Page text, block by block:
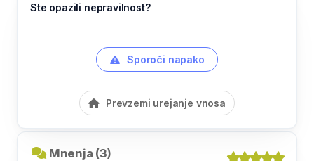
Ste opazili nepravilnost?
Sporoči napako
Prevzemi urejanje vnosa
Mnenja (3)